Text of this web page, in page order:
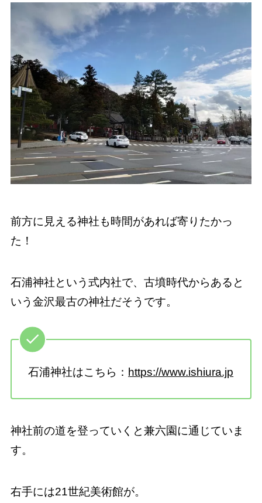
前方に見える神社も時間があれば寄りたかっ
た！
石浦神社という式内社で、古墳時代からあると
いう金沢最古の神社だそうです。
石浦神社はこちら： https://www.ishiura.jp
神社前の道を登っていくと兼六園に通じていま
す。
右手には21世紀美術館が。